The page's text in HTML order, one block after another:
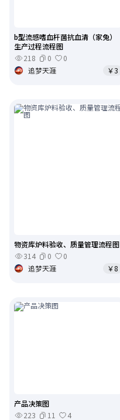
b型流感嗜血杆菌抗血清（家兔）
生产过程流程图
218
0
0
追梦天涯
￥3
物资库炉料验收、质量管理流程图
314
0
0
追梦天涯
￥8
产品决策图
223
11 4